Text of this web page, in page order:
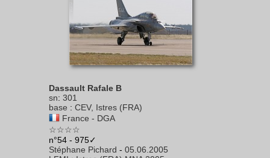
Dassault Rafale B
sn: 301
base : CEV, Istres (FRA)
France - DGA
☆☆☆☆
n°54 - 975✓
Stéphane Pichard - 05.06.2005